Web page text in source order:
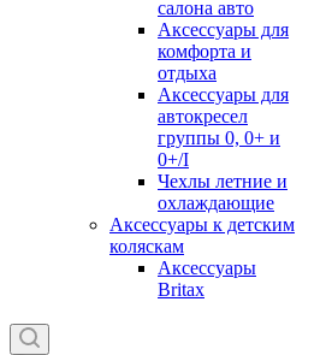
салона авто
Аксессуары для
комфорта и
отдыха
Аксессуары для
автокресел
группы 0, 0+ и
0+/I
Чехлы летние и
охлаждающие
Аксессуары к детским
коляскам
Аксессуары
Britax